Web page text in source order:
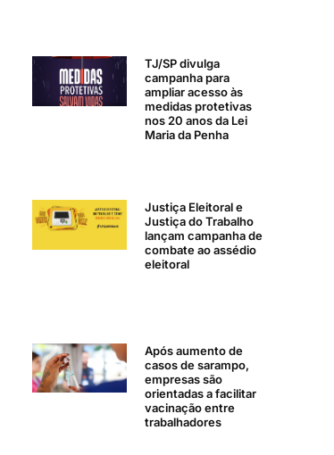
TJ/SP divulga
campanha para
ampliar acesso às
medidas protetivas
nos 20 anos da Lei
Maria da Penha
Justiça Eleitoral e
Justiça do Trabalho
lançam campanha de
combate ao assédio
eleitoral
Após aumento de
casos de sarampo,
empresas são
orientadas a facilitar
vacinação entre
trabalhadores